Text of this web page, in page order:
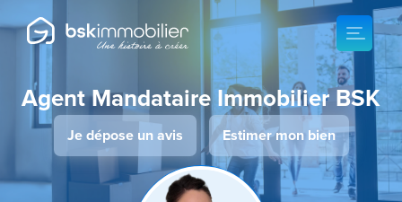
Agent Mandataire Immobilier BSK
Je dépose un avis Estimer mon bien